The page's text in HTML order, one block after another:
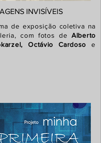
INVISÍVEIS
de exposição coletiva na
com fotos deAlberto
Octávio Cardosoe